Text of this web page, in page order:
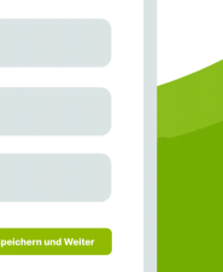
Weiter